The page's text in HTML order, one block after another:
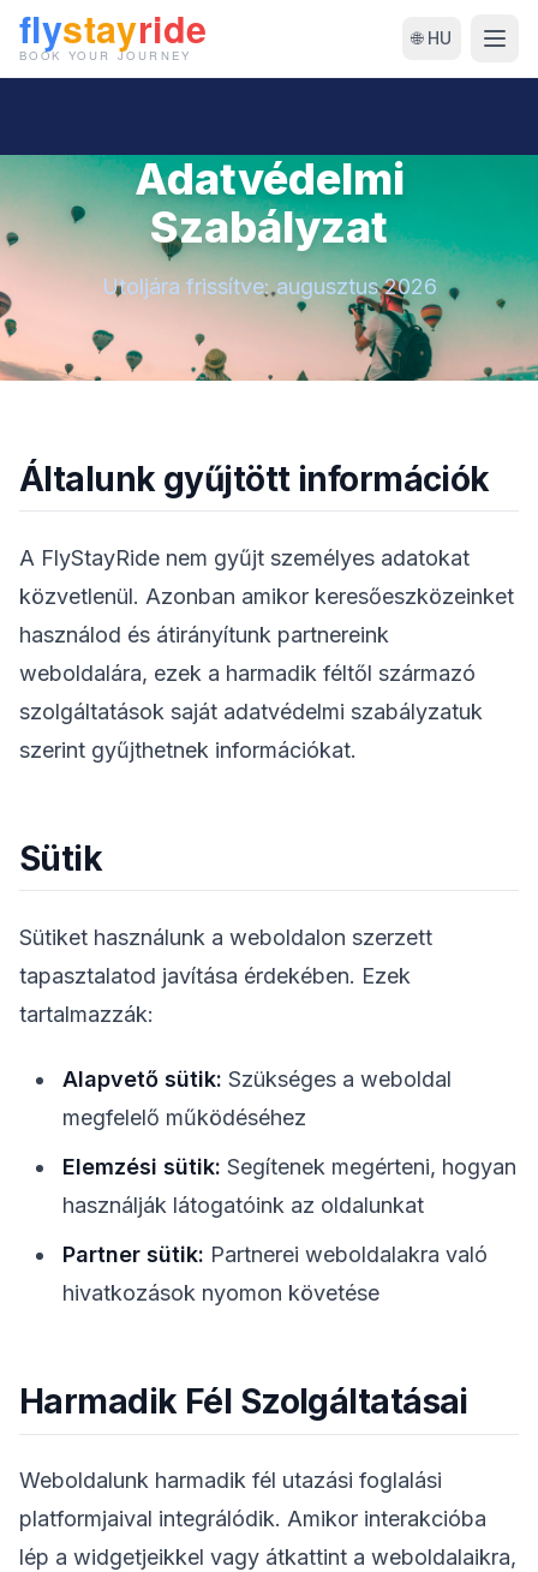
🌐 HU
Adatvédelmi
Szabályzat
Utoljára frissítve: augusztus 2026
Általunk gyűjtött információk
A FlyStayRide nem gyűjt személyes adatokat
közvetlenül. Azonban amikor keresőeszközeinket
használod és átirányítunk partnereink
weboldalára, ezek a harmadik féltől származó
szolgáltatások saját adatvédelmi szabályzatuk
szerint gyűjthetnek információkat.
Sütik
Sütiket használunk a weboldalon szerzett
tapasztalatod javítása érdekében. Ezek
tartalmazzák:
Alapvető sütik: Szükséges a weboldal
megfelelő működéséhez
Elemzési sütik: Segítenek megérteni, hogyan
használják látogatóink az oldalunkat
Partner sütik: Partnerei weboldalakra való
hivatkozások nyomon követése
Harmadik Fél Szolgáltatásai
Weboldalunk harmadik fél utazási foglalási
platformjaival integrálódik. Amikor interakcióba
lép a widgetjeikkel vagy átkattint a weboldalaikra,